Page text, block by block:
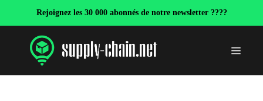
Rejoignez les 30 000 abonnés de notre newsletter ????
Menu